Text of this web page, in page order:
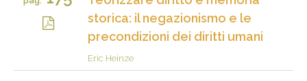
storica: il negazionismo e le
precondizioni dei diritti umani
Eric Heinze